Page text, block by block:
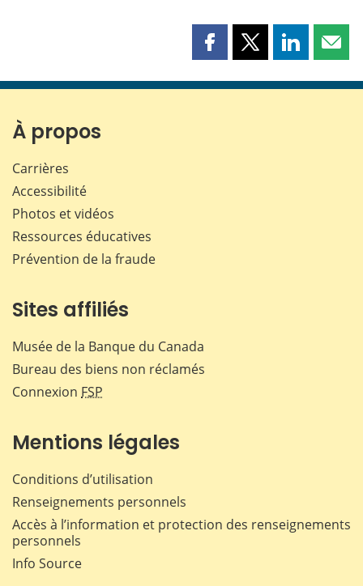
Partager
page
Partager
page
Partager
page page
À propos
Carrières
Accessibilité
Photos et vidéos
Ressources éducatives
Prévention de la fraude
Sites affiliés
Musée de la Banque du Canada
Bureau des biens non réclamés
Connexion FSP
Mentions légales
Conditions d’utilisation
Renseignements personnels
Accès à l’information et protection des renseignements
personnels
Info Source